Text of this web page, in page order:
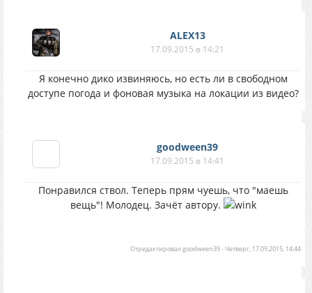
ALEX13
17.09.2015 в 14:21
Я конечно дико извиняюсь, но есть ли в свободном
доступе погода и фоновая музыка на локации из видео?
goodween39
17.09.2015 в 14:41
Понравился ствол. Теперь прям чуешь, что "маешь
вещь"! Молодец. Зачёт автору.
Отредактировалgoodween39-Четверг, 17.09.2015, 14:44